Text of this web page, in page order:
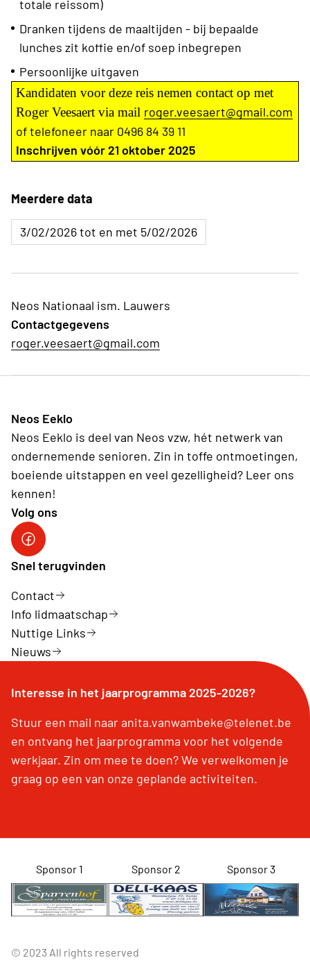
totale reissom)
Dranken tijdens de maaltijden - bij bepaalde
lunches zit koffie en/of soep inbegrepen
Persoonlijke uitgaven
Kandidaten voor deze reis nemen contact op met
Roger Veesaert via mail roger.veesaert@gmail.com
of telefoneer naar 0496 84 39 11
Inschrijven vóór 21 oktober 2025
Meerdere data
3/02/2026 tot en met 5/02/2026
Neos Nationaal ism. Lauwers
Contactgegevens
roger.veesaert@gmail.com
Neos Eeklo
Neos Eeklo is deel van Neos vzw, hét netwerk van
ondernemende senioren. Zin in toffe ontmoetingen,
boeiende uitstappen en veel gezelligheid? Leer ons
kennen!
Volg ons
Snel terugvinden
Contact
Info lidmaatschap
Nuttige Links
Nieuws
Interesse in het jaarprogramma 2025-2026?
Stuur een mail naar anita.vanwambeke@telenet.be
en ontvang het jaarprogramma voor het volgende
werkjaar. Zin om mee te doen? We verwelkomen je
graag op een van onze geplande activiteiten.
Sponsor 1 Sponsor 2 Sponsor 3
© 2023 All rights reserved